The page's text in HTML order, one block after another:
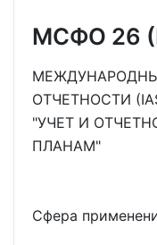
МСФО 26
ОТЧЕТНОСТИ
"УЧЕТ И
ПЛАНАМ"
Сфера